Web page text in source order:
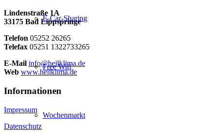
E-Car-Sharing
Free Wifi
Wochenmarkt
Lindenstraße 1A
33175 Bad Lippspringe
Telefon 05252 26265
Telefax 05251 1322733265
E-Mail info@heilklima.de
Web www.heilklima.de
Informationen
Impressum
Datenschutz